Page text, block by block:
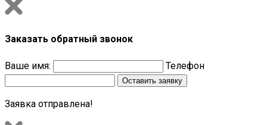
Заказать обратный звонок
Ваше имя: Телефон
Заявка отправлена!